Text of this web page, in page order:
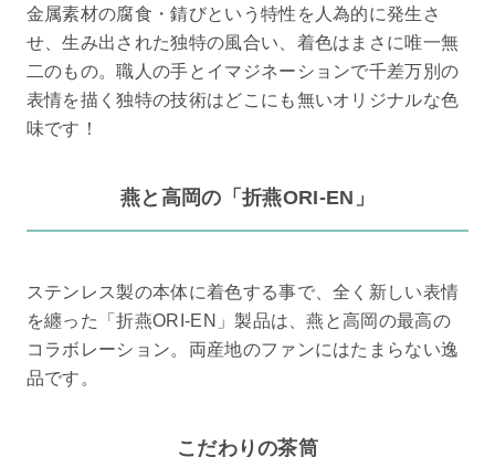
金属素材の腐食・錆びという特性を人為的に発生さ
せ、生み出された独特の風合い、着色はまさに唯一無
二のもの。職人の手とイマジネーションで千差万別の
表情を描く独特の技術はどこにも無いオリジナルな色
味です！
燕と高岡の「折燕ORI-EN」
ステンレス製の本体に着色する事で、全く新しい表情
を纏った「折燕ORI-EN」製品は、燕と高岡の最高の
コラボレーション。両産地のファンにはたまらない逸
品です。
こだわりの茶筒